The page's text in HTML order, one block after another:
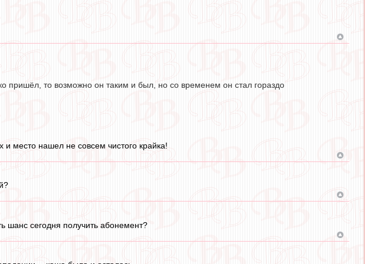
пришёл, то возможно он таким и был, но со временем он стал гораздо
место нашел не совсем чистого крайка!
шанс сегодня получить абонемент?